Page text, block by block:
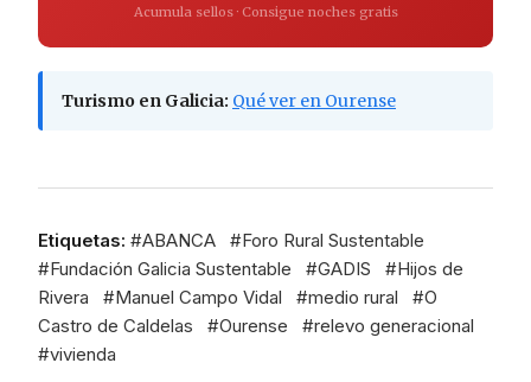
Acumula sellos · Consigue noches gratis
Turismo en Galicia: Qué ver en Ourense
Etiquetas: #ABANCA #Foro Rural Sustentable
#Fundación Galicia Sustentable #GADIS #Hijos de
Rivera
#Manuel Campo Vidal #medio rural #O
Castro de Caldelas
#Ourense #relevo generacional
#vivienda